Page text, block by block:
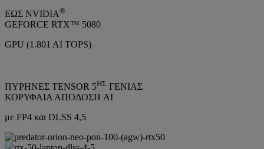
ΕΩΣ NVIDIA®
GEFORCE RTX™ 5080
GPU (1.801 AI TOPS)
ΠΥΡΗΝΕΣ TENSOR 5ΗΣ ΓΕΝΙΑΣ
ΚΟΡΥΦΑΙΑ ΑΠΟΔΟΣΗ AI
με FP4 και DLSS 4,5